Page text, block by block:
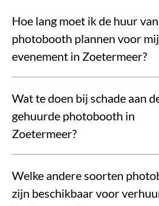
Hoe lang moet ik de huur
photobooth plannen voor
evenement in Zoetermeer?
Wat te doen bij schade aan
gehuurde photobooth in
Zoetermeer?
Welke andere soorten
zijn beschikbaar voor